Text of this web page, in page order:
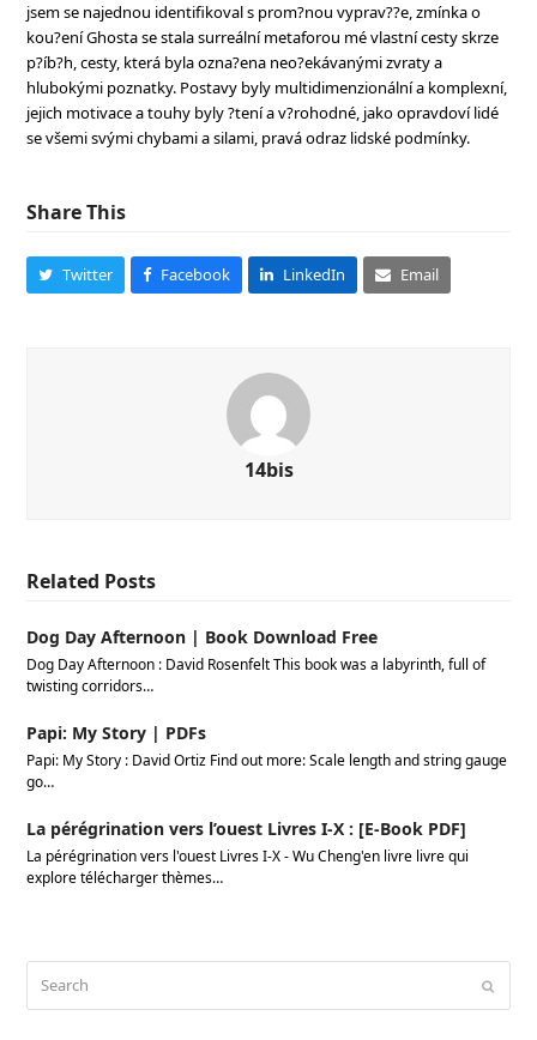
jsem se najednou identifikoval s prom?nou vyprav??e, zmínka o
kou?ení Ghosta se stala surreální metaforou mé vlastní cesty skrze
p?íb?h, cesty, která byla ozna?ena neo?ekávanými zvraty a
hlubokými poznatky. Postavy byly multidimenzionální a komplexní,
jejich motivace a touhy byly ?tení a v?rohodné, jako opravdoví lidé
se všemi svými chybami a silami, pravá odraz lidské podmínky.
Share This
Twitter Facebook LinkedIn Email
14bis
Related Posts
Dog Day Afternoon | Book Download Free
Dog Day Afternoon : David Rosenfelt This book was a labyrinth, full of
twisting corridors…
Papi: My Story | PDFs
Papi: My Story : David Ortiz Find out more: Scale length and string gauge
go…
La pérégrination vers l’ouest Livres I-X : [E-Book PDF]
La pérégrination vers l'ouest Livres I-X - Wu Cheng'en livre livre qui
explore télécharger thèmes…